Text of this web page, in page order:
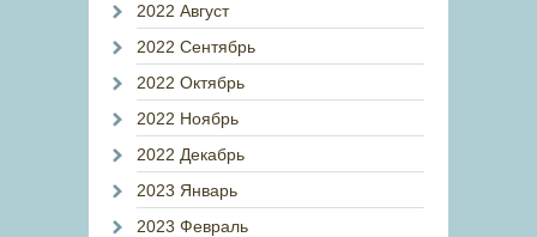
2022 Август
2022 Сентябрь
2022 Октябрь
2022 Ноябрь
2022 Декабрь
2023 Январь
2023 Февраль